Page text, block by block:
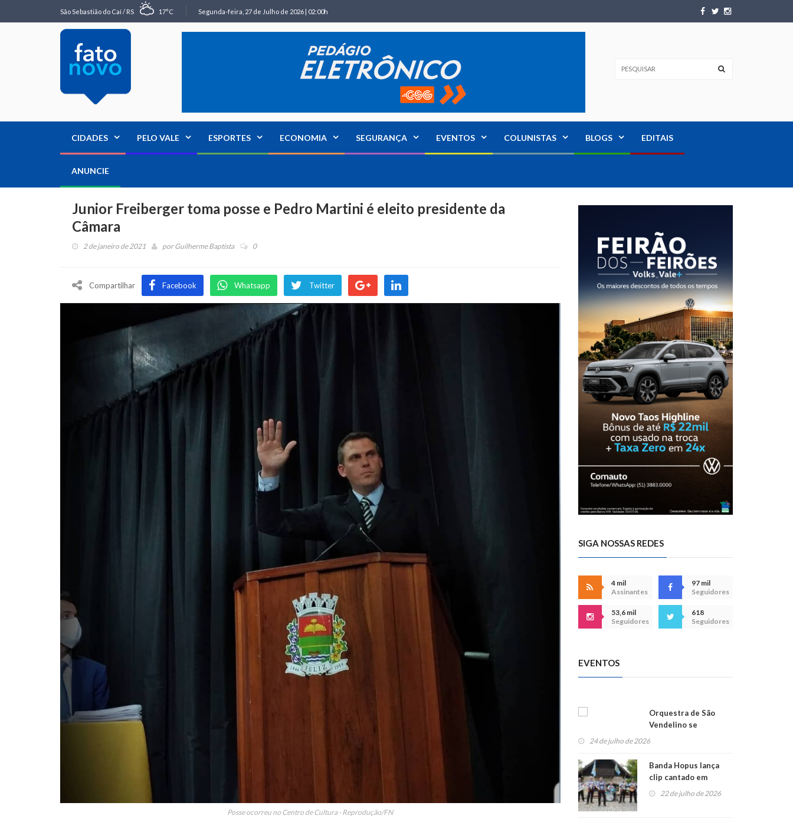
São Sebastião do Caí / RS 17°C Segunda-feira, 27 de Julho de 2026 | 02:00h
CIDADES PELO VALE ESPORTES ECONOMIA SEGURANÇA EVENTOS COLUNISTAS BLOGS EDITAIS
ANUNCIE
Junior Freiberger toma posse e Pedro Martini é eleito presidente da
Câmara
2 de janeiro de 2021 porGuilherme Baptista 0
Compartilhar Facebook Whatsapp Twitter
Posse ocorreu no Centro de Cultura - Reprodução/FN
SIGA NOSSAS REDES
4 mil
Assinantes
97 mil
Seguidores
53,6 mil
Seguidores
618
Seguidores
EVENTOS
Orquestra de São
Vendelino se
apresenta na
24 de julho de 2026
Banda Hopus lança
clip cantado em
alemão e inglês
22 de julho de 2026